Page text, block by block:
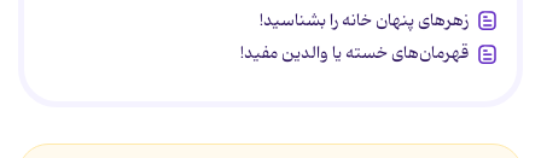
زهرهای پنهان خانه را بشناسید!
قهرمان‌های خسته یا والدین مفید!